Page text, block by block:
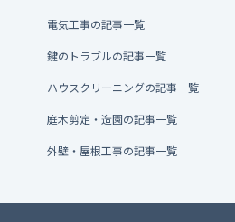
電気工事の記事一覧
鍵のトラブルの記事一覧
ハウスクリーニングの記事一覧
庭木剪定・造園の記事一覧
外壁・屋根工事の記事一覧